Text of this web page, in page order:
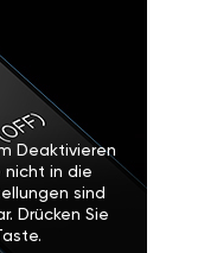
Deaktivieren
nicht in die
sind
Drücken Sie